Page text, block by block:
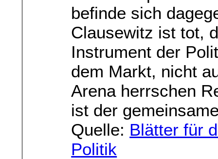
befinde sich
Clausewitz ist tot,
Instrument der
dem Markt, nicht
Arena herrschen
ist der
Quelle: Blätter für
Politik